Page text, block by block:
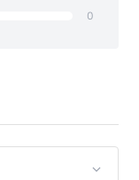
0